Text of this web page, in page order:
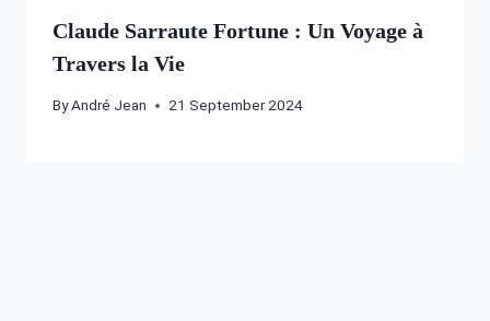
Claude Sarraute Fortune : Un Voyage à
Travers la Vie
ByAndré Jean 21 September 2024